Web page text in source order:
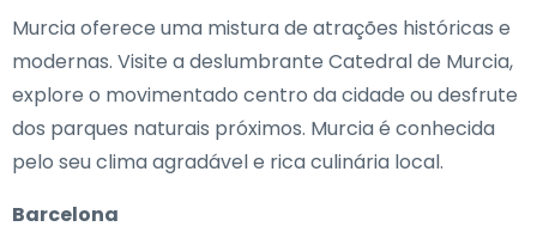
Murcia oferece uma mistura de atrações históricas e
modernas. Visite a deslumbrante Catedral de Murcia,
explore o movimentado centro da cidade ou desfrute
dos parques naturais próximos. Murcia é conhecida
pelo seu clima agradável e rica culinária local.
Barcelona